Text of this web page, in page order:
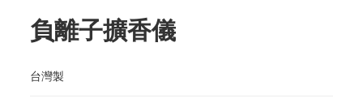
負離子擴香儀
台灣製